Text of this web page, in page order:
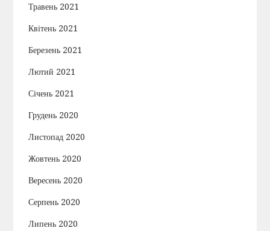
Травень 2021
Квітень 2021
Березень 2021
Лютий 2021
Січень 2021
Грудень 2020
Листопад 2020
Жовтень 2020
Вересень 2020
Серпень 2020
Липень 2020